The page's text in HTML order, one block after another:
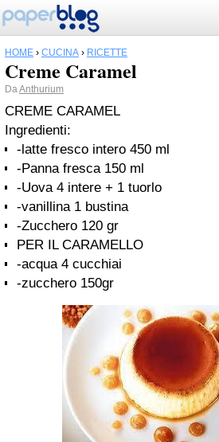
HOME › CUCINA › RICETTE
Creme Caramel
DaAnthurium
CREME CARAMEL
Ingredienti:
-latte fresco intero 450 ml
-Panna fresca 150 ml
-Uova 4 intere + 1 tuorlo
-vanillina 1 bustina
-Zucchero 120 gr
PER IL CARAMELLO
-acqua 4 cucchiai
-zucchero 150gr